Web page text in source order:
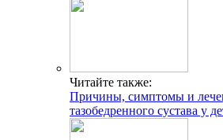
Читайте также:
Причины, симптомы и
тазобедренного сустава у